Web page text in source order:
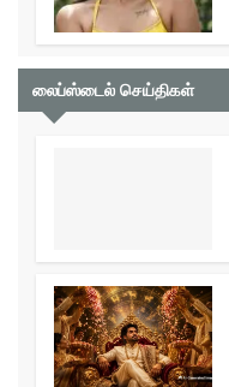
லைப்ஸ்டைல் செய்திகள்